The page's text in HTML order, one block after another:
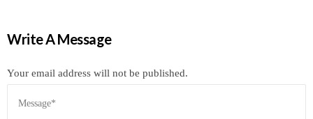
Write A Message
Your email address will not be published.